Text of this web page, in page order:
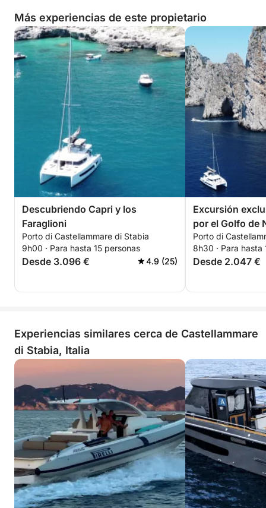
Más experiencias de este propietario
Descubriendo Capri y los
Faraglioni
Porto di Castellammare di Stabia
9h00 · Para hasta 15 personas
Desde 3.096 € 4.9 (25)
Excursión
por el Golfo de
Porto di
8h30 · Para hasta
Desde 2.047 €
Experiencias similares cerca de Castellammare
di Stabia, Italia